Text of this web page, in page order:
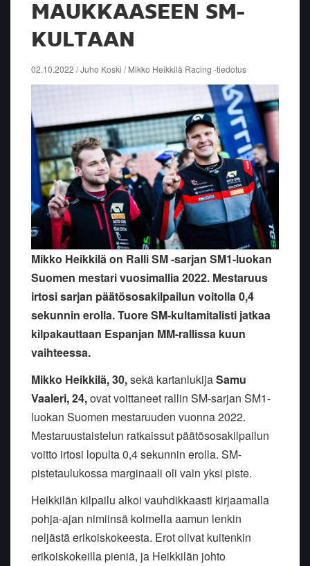
MAUKKAASEEN SM-
KULTAAN
02.10.2022 / Juho Koski / Mikko Heikkilä Racing -tiedotus
Mikko Heikkilä on Ralli SM -sarjan SM1-luokan
Suomen mestari vuosimallia 2022. Mestaruus
irtosi sarjan päätösosakilpailun voitolla 0,4
sekunnin erolla. Tuore SM-kultamitalisti jatkaa
kilpakauttaan Espanjan MM-rallissa kuun
vaihteessa.
Mikko Heikkilä, 30,sekä kartanlukijaSamu
Vaaleri, 24,ovat voittaneet rallin SM-sarjan SM1-
luokan Suomen mestaruuden vuonna 2022.
Mestaruustaistelun ratkaissut päätösosakilpailun
voitto irtosi lopulta 0,4 sekunnin erolla. SM-
pistetaulukossa marginaali oli vain yksi piste.
Heikkilän kilpailu alkoi vauhdikkaasti kirjaamalla
pohja-ajan nimiinsä kolmella aamun lenkin
neljästä erikoiskokeesta. Erot olivat kuitenkin
erikoiskokeilla pieniä, ja Heikkilän johto